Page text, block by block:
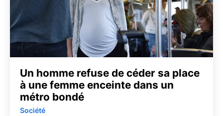
Un homme refuse de céder sa place
à une femme enceinte dans un
métro bondé
Société